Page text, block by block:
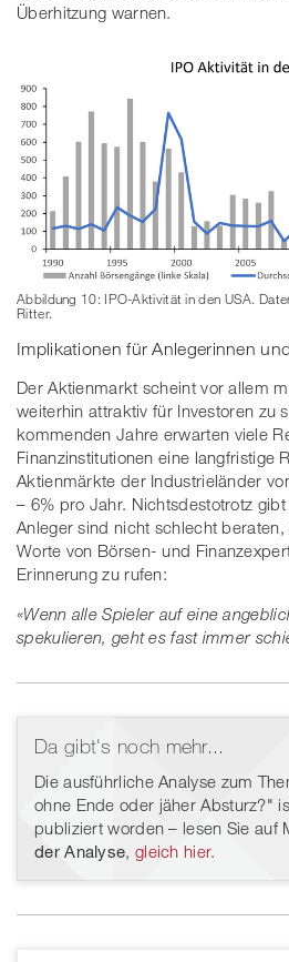
Überhitzung warnen.
Abbildung 10: IPO-Aktivität in den USA.
Ritter.
Implikationen für Anlegerinnen
Der Aktienmarkt scheint vor allem
weiterhin attraktiv für Investoren zu
kommenden Jahre erwarten viele
Finanzinstitutionen eine langfristige
Aktienmärkte der Industrieländer
– 6% pro Jahr. Nichtsdestotrotz gibt
Anleger sind nicht schlecht
Worte von Börsen- und
Erinnerung zu rufen:
«Wenn alle Spieler auf eine
spekulieren, geht es fast immer
Da gibt's noch mehr...
Die ausführliche Analyse zum
ohne Ende oder jäher Absturz?"
publiziert worden – lesen Sie auf
der Analyse, gleich hier.